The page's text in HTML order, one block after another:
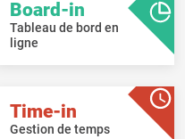
Board-in
Tableau de bord en
ligne
Time-in
Gestion de temps